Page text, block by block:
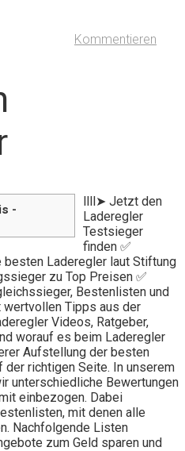
Kommentieren
-
llll➤ Jetzt den
Laderegler
Testsieger
finden ✅
besten Laderegler laut Stiftung
zu Top Preisen ✅
Bestenlisten und
wertvollen Tipps aus der
Videos, Ratgeber,
worauf es beim Laderegler
Aufstellung der besten
richtigen Seite. In unserem
unterschiedliche Bewertungen
einbezogen. Dabei
mit denen alle
Nachfolgende Listen
zum Geld sparen und